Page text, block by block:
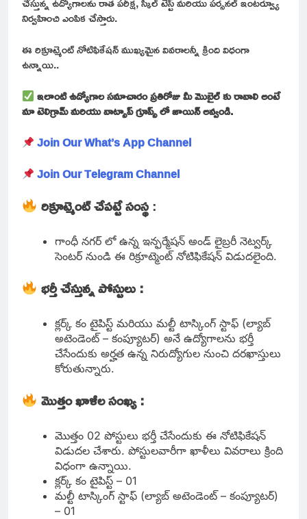
నిర్వహించి ఎంపిక చేస్తారు.
ఈ రిక్రూట్మెంట్ నోటిఫికేషన్ ముఖ్యమైన వివరాలన్నీ క్రింది విధంగా
ఉన్నాయి..
ఇలాంటి ఉద్యోగాల సమాచారం ప్రతిరోజు మీ మొబైల్ కు రావాలి అంటే
మా టెలిగ్రామ్ మరియు వాట్సాప్ గ్రూప్స్ లో జాయిన్ అవ్వండి.
Join Our What’s App Channel
Join Our Telegram Channel
రిక్రూట్మెంట్ చేపట్టే సంస్థ:
గాంధీ నగర్ లో ఉన్న ఇన్ఫర్మేషన్ అండ్ లైబ్రరీ నెట్వర్క్
సెంటర్ నుండి ఈ రిక్రూట్మెంట్ నోటిఫికేషన్ విడుదలైంది.
భర్తీ చేస్తున్న పోస్టులు :
క్లర్క్ కం టైపిస్ట్ మరియు మల్టీ టాస్కింగ్ స్టాఫ్ (ల్యాబ్
అటెండెంట్ – కంప్యూటర్) అనే ఉద్యోగాలను భర్తీ
చేసేందుకు అర్హత ఉన్న నిరుద్యోగుల నుంచి దరఖాస్తులు
కోరుతున్నారు.
మొత్తం ఖాళీల సంఖ్య :
మొత్తం 02 పోస్టులు భర్తీ చేసేందుకు ఈ నోటిఫికేషన్
విడుదల చేశారు. పోస్టులవారీగా ఖాళీలు వివరాలు క్రింది
విధంగా ఉన్నాయి.
క్లర్క్ కం టైపిస్ట్ – 01
మల్టీ టాస్కింగ్ స్టాఫ్ (ల్యాబ్ అటెండెంట్ – కంప్యూటర్)
– 01